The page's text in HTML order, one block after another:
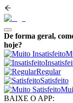
De forma geral,
hoje?
Regular
Satisfeito
BAIXE O APP: